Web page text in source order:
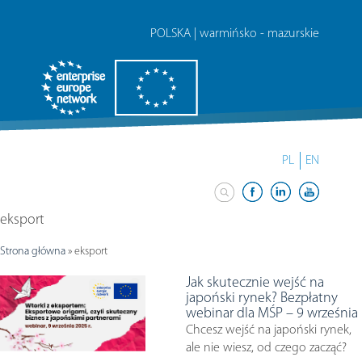
POLSKA | warmińsko - mazurskie
PL EN
eksport
Strona główna » eksport
Jak skutecznie wejść na
japoński rynek? Bezpłatny
webinar dla MŚP – 9 września
Chcesz wejść na japoński rynek,
ale nie wiesz, od czego zacząć?